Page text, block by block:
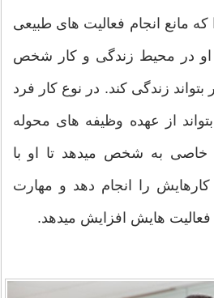
مانع انجام فعالیت های طبیعی
او در محیط زندگی و کار شخص
بتواند زندگی کند. در نوع کار فرد
بتواند از عهده وظیفه های محوله
خاصی به شخص میدهد تا او با
کارهایش را انجام دهد و مهارت
هایش افزایش میدهد.